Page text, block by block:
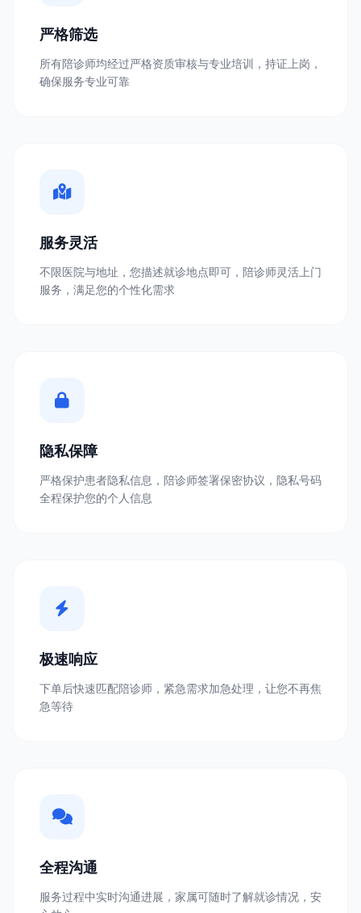
严格筛选
所有陪诊师均经过严格资质审核与专业培训，持证上岗，
确保服务专业可靠
服务灵活
不限医院与地址，您描述就诊地点即可，陪诊师灵活上门
服务，满足您的个性化需求
隐私保障
严格保护患者隐私信息，陪诊师签署保密协议，隐私号码
全程保护您的个人信息
极速响应
下单后快速匹配陪诊师，紧急需求加急处理，让您不再焦
急等待
全程沟通
服务过程中实时沟通进展，家属可随时了解就诊情况，安